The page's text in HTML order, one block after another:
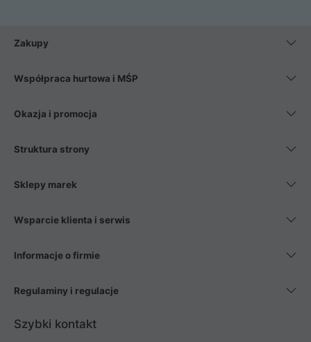
Zakupy
Współpraca hurtowa i MŚP
Okazja i promocja
Struktura strony
Sklepy marek
Wsparcie klienta i serwis
Informacje o firmie
Regulaminy i regulacje
Szybki kontakt